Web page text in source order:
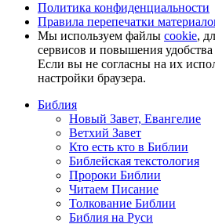
Политика конфиденциальности
Правила перепечатки
Мы используем файлы cookie,
сервисов и повышения
Если вы не согласны на их
настройки браузера.
Библия
Новый Завет, Евангелие
Ветхий Завет
Кто есть кто в Библии
Библейская текстология
Пророки Библии
Читаем Писание
Толкование Библии
Библия на Руси